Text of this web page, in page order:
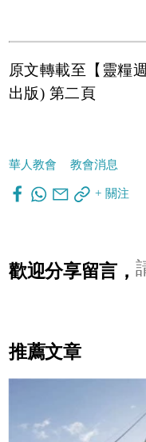
原文轉載至【靈糧
出版) 第二頁
華人教會 教會消息
+ 關注
歡迎分享留言，
推薦文章